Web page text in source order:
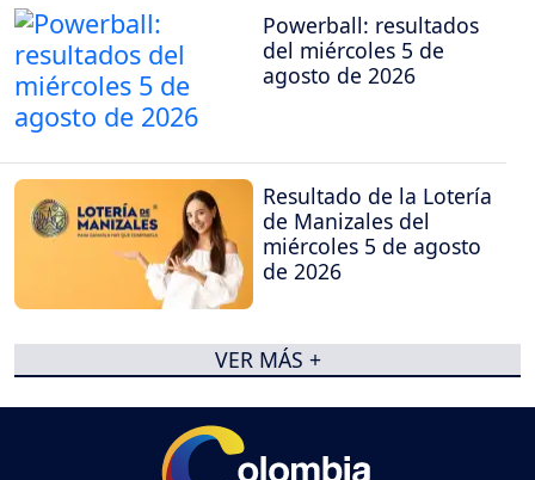
Powerball: resultados
del miércoles 5 de
agosto de 2026
Resultado de la Lotería
de Manizales del
miércoles 5 de agosto
de 2026
VER MÁS +